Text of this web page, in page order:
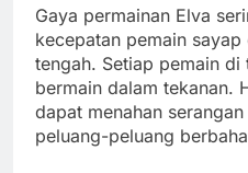
Gaya permainan Elva
kecepatan pemain
tengah. Setiap pemain
bermain dalam tekanan.
dapat menahan
peluang-peluang